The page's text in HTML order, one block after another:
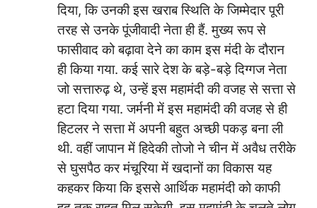
दिया, कि उनकी इस खराब स्थिति के जिम्मेदार पूरी
तरह से उनके पूंजीवादी नेता ही हैं. मुख्य रूप से
फासीवाद को बढ़ावा देने का काम इस मंदी के दौरान
ही किया गया. कई सारे देश के बड़े-बड़े दिग्गज नेता
जो सत्तारुढ़ थे, उन्हें इस महामंदी की वजह से सत्ता से
हटा दिया गया. जर्मनी में इस महामंदी की वजह से ही
हिटलर ने सत्ता में अपनी बहुत अच्छी पकड़ बना ली
थी. वहीं जापान में हिदेकी तोजो ने चीन में अवैध तरीके
से घुसपैठ कर मंचूरिया में खदानों का विकास यह
कहकर किया कि इससे आर्थिक महामंदी को काफी